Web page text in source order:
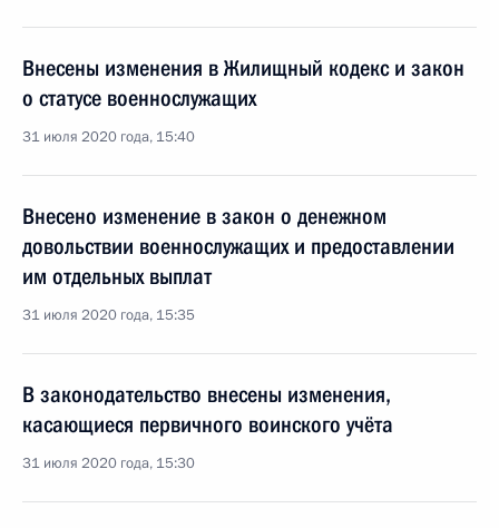
Внесены изменения в Жилищный кодекс и закон
о статусе военнослужащих
31 июля 2020 года, 15:40
Внесено изменение в закон о денежном
довольствии военнослужащих и предоставлении
им отдельных выплат
31 июля 2020 года, 15:35
В законодательство внесены изменения,
касающиеся первичного воинского учёта
31 июля 2020 года, 15:30